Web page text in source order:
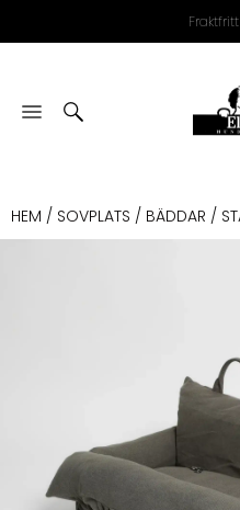
HEM / SOVPLATS / BÄDDAR /